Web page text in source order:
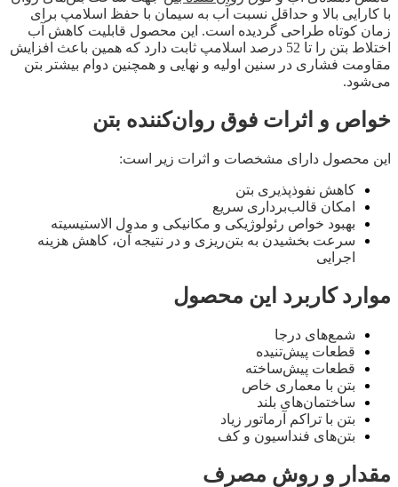
با کارایی بالا و حداقل نسبت آب به سیمان با حفظ اسلامپ برای
زمان کوتاه طراحی گردیده است. این محصول قابلیت کاهش آب
اختلاط بتن را تا 52 درصد اسلامپ ثابت دارد که همین باعث افزایش
مقاومت فشاری در سنین اولیه و نهایی و همچنین دوام بیشتر بتن
می‌شود.
خواص و اثرات فوق روان‌کننده بتن
این محصول دارای مشخصات و اثرات زیر است:
کاهش نفوذپذیری بتن
امکان قالب‌برداری سریع
بهبود خواص رئولوژیکی و مکانیکی و مدول الاستیسیته
سرعت بخشیدن به بتن‌ریزی و در نتیجه آن، کاهش هزینه
اجرایی
موارد کاربرد این محصول
شمع‌های درجا
قطعات پیش‌تنیده
قطعات پیش‌ساخته
بتن با معماری خاص
ساختمان‌های بلند
بتن با تراکم آرماتور زیاد
بتن‌های فنداسیون و کف
مقدار و روش مصرف